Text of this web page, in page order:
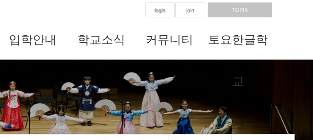
login join TOPIK
입학안내 학교소식 커뮤니티 토요한글학
교